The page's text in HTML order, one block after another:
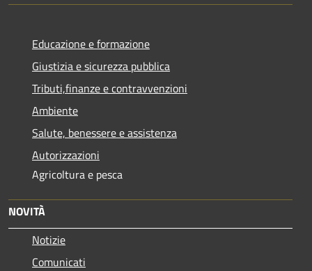
Educazione e formazione
Giustizia e sicurezza pubblica
Tributi,finanze e contravvenzioni
Ambiente
Salute, benessere e assistenza
Autorizzazioni
Agricoltura e pesca
NOVITÀ
Notizie
Comunicati